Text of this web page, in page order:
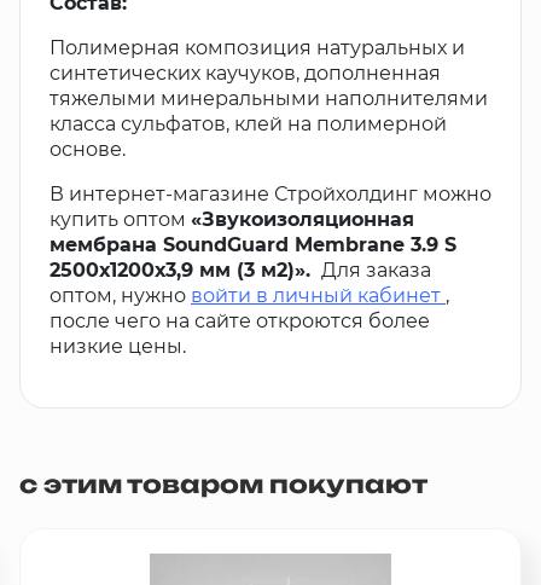
Полимерная композиция натуральных и
синтетических каучуков, дополненная
тяжелыми минеральными наполнителями
класса сульфатов, клей на полимерной
основе.
В интернет-магазине Стройхолдинг можно
купить оптом «Звукоизоляционная
мембрана SoundGuard Membrane 3.9 S
2500х1200х3,9 мм (3 м2)». Для заказа
оптом, нужно войти в личный кабинет ,
после чего на сайте откроются более
низкие цены.
с этим товаром покупают